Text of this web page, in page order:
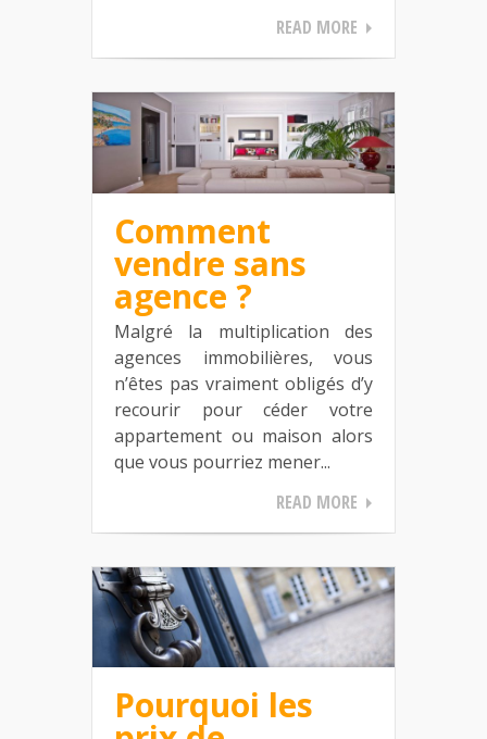
READ MORE
Comment
vendre sans
agence ?
Malgré la multiplication des
agences immobilières, vous
n’êtes pas vraiment obligés d’y
recourir pour céder votre
appartement ou maison alors
que vous pourriez mener...
READ MORE
Pourquoi les